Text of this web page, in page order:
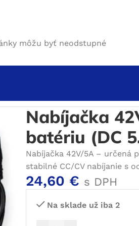
môžu byť neodstupné
Nabíjačka
batériu (DC
Nabíjačka 42V/5A – určená
stabilné CC/CV nabíjanie s
24,60 € s DPH
Na sklade už iba 2